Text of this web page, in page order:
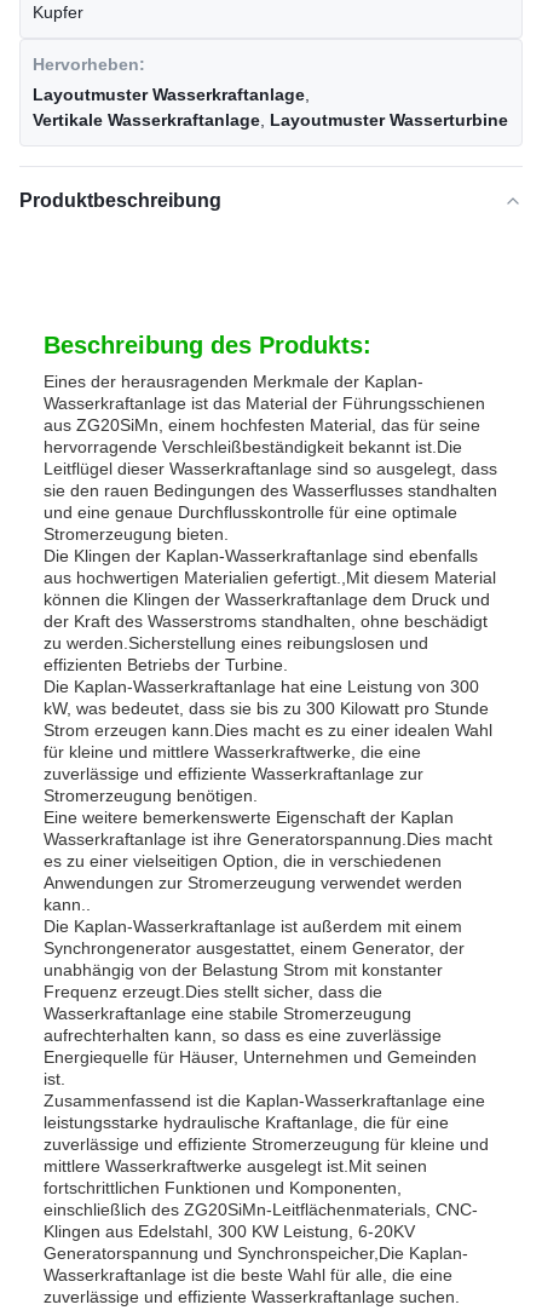
Kupfer
Hervorheben:
Layoutmuster Wasserkraftanlage
Vertikale Wasserkraftanlage Layoutmuster Wasserturbine
Produktbeschreibung
Beschreibung des Produkts:
Eines der herausragenden Merkmale der Kaplan-
Wasserkraftanlage ist das Material der Führungsschienen
aus ZG20SiMn, einem hochfesten Material, das für seine
hervorragende Verschleißbeständigkeit bekannt ist.Die
Leitflügel dieser Wasserkraftanlage sind so ausgelegt, dass
sie den rauen Bedingungen des Wasserflusses standhalten
und eine genaue Durchflusskontrolle für eine optimale
Stromerzeugung bieten.
Die Klingen der Kaplan-Wasserkraftanlage sind ebenfalls
aus hochwertigen Materialien gefertigt.,Mit diesem Material
können die Klingen der Wasserkraftanlage dem Druck und
der Kraft des Wasserstroms standhalten, ohne beschädigt
zu werden.Sicherstellung eines reibungslosen und
effizienten Betriebs der Turbine.
Die Kaplan-Wasserkraftanlage hat eine Leistung von 300
kW, was bedeutet, dass sie bis zu 300 Kilowatt pro Stunde
Strom erzeugen kann.Dies macht es zu einer idealen Wahl
für kleine und mittlere Wasserkraftwerke, die eine
zuverlässige und effiziente Wasserkraftanlage zur
Stromerzeugung benötigen.
Eine weitere bemerkenswerte Eigenschaft der Kaplan
Wasserkraftanlage ist ihre Generatorspannung.Dies macht
es zu einer vielseitigen Option, die in verschiedenen
Anwendungen zur Stromerzeugung verwendet werden
kann..
Die Kaplan-Wasserkraftanlage ist außerdem mit einem
Synchrongenerator ausgestattet, einem Generator, der
unabhängig von der Belastung Strom mit konstanter
Frequenz erzeugt.Dies stellt sicher, dass die
Wasserkraftanlage eine stabile Stromerzeugung
aufrechterhalten kann, so dass es eine zuverlässige
Energiequelle für Häuser, Unternehmen und Gemeinden
ist.
Zusammenfassend ist die Kaplan-Wasserkraftanlage eine
leistungsstarke hydraulische Kraftanlage, die für eine
zuverlässige und effiziente Stromerzeugung für kleine und
mittlere Wasserkraftwerke ausgelegt ist.Mit seinen
fortschrittlichen Funktionen und Komponenten,
einschließlich des ZG20SiMn-Leitflächenmaterials, CNC-
Klingen aus Edelstahl, 300 KW Leistung, 6-20KV
Generatorspannung und Synchronspeicher,Die Kaplan-
Wasserkraftanlage ist die beste Wahl für alle, die eine
zuverlässige und effiziente Wasserkraftanlage suchen.